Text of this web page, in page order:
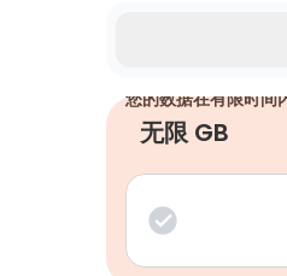
您的数据在有限时间
无限 GB